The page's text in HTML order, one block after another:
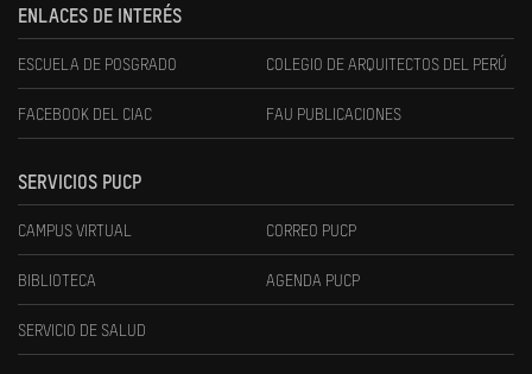
ENLACES DE INTERÉS
ESCUELA DE POSGRADO COLEGIO DE ARQUITECTOS DEL PERÚ
FACEBOOK DEL CIAC FAU PUBLICACIONES
SERVICIOS PUCP
CAMPUS VIRTUAL CORREO PUCP
BIBLIOTECA AGENDA PUCP
SERVICIO DE SALUD